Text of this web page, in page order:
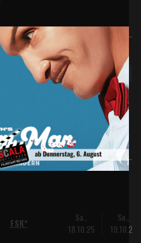
Digital 2D
FSK*
Sa.,
18.10.25
So.,
19.10.25